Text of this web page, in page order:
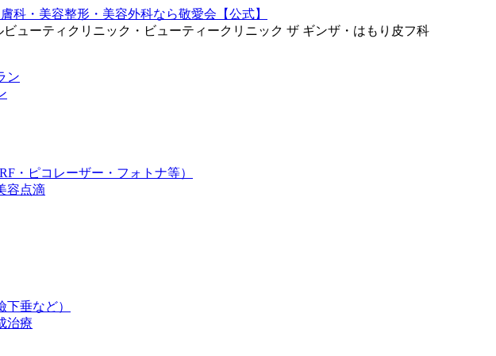
ューティクリニック・ビューティークリニック ザ ギンザ・はもり皮フ科
ン
・ピコレーザー・フォトナ等）
容点滴
垂など）
治療